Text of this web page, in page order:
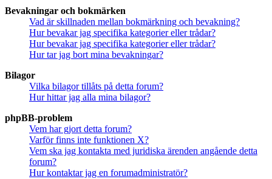
Bevakningar och bokmärken
Vad är skillnaden mellan bokmärkning och bevakning?
Hur bevakar jag specifika kategorier eller trådar?
Hur bevakar jag specifika kategorier eller trådar?
Hur tar jag bort mina bevakningar?
Bilagor
Vilka bilagor tillåts på detta forum?
Hur hittar jag alla mina bilagor?
phpBB-problem
Vem har gjort detta forum?
Varför finns inte funktionen X?
Vem ska jag kontakta med juridiska ärenden angående detta
forum?
Hur kontaktar jag en forumadministratör?